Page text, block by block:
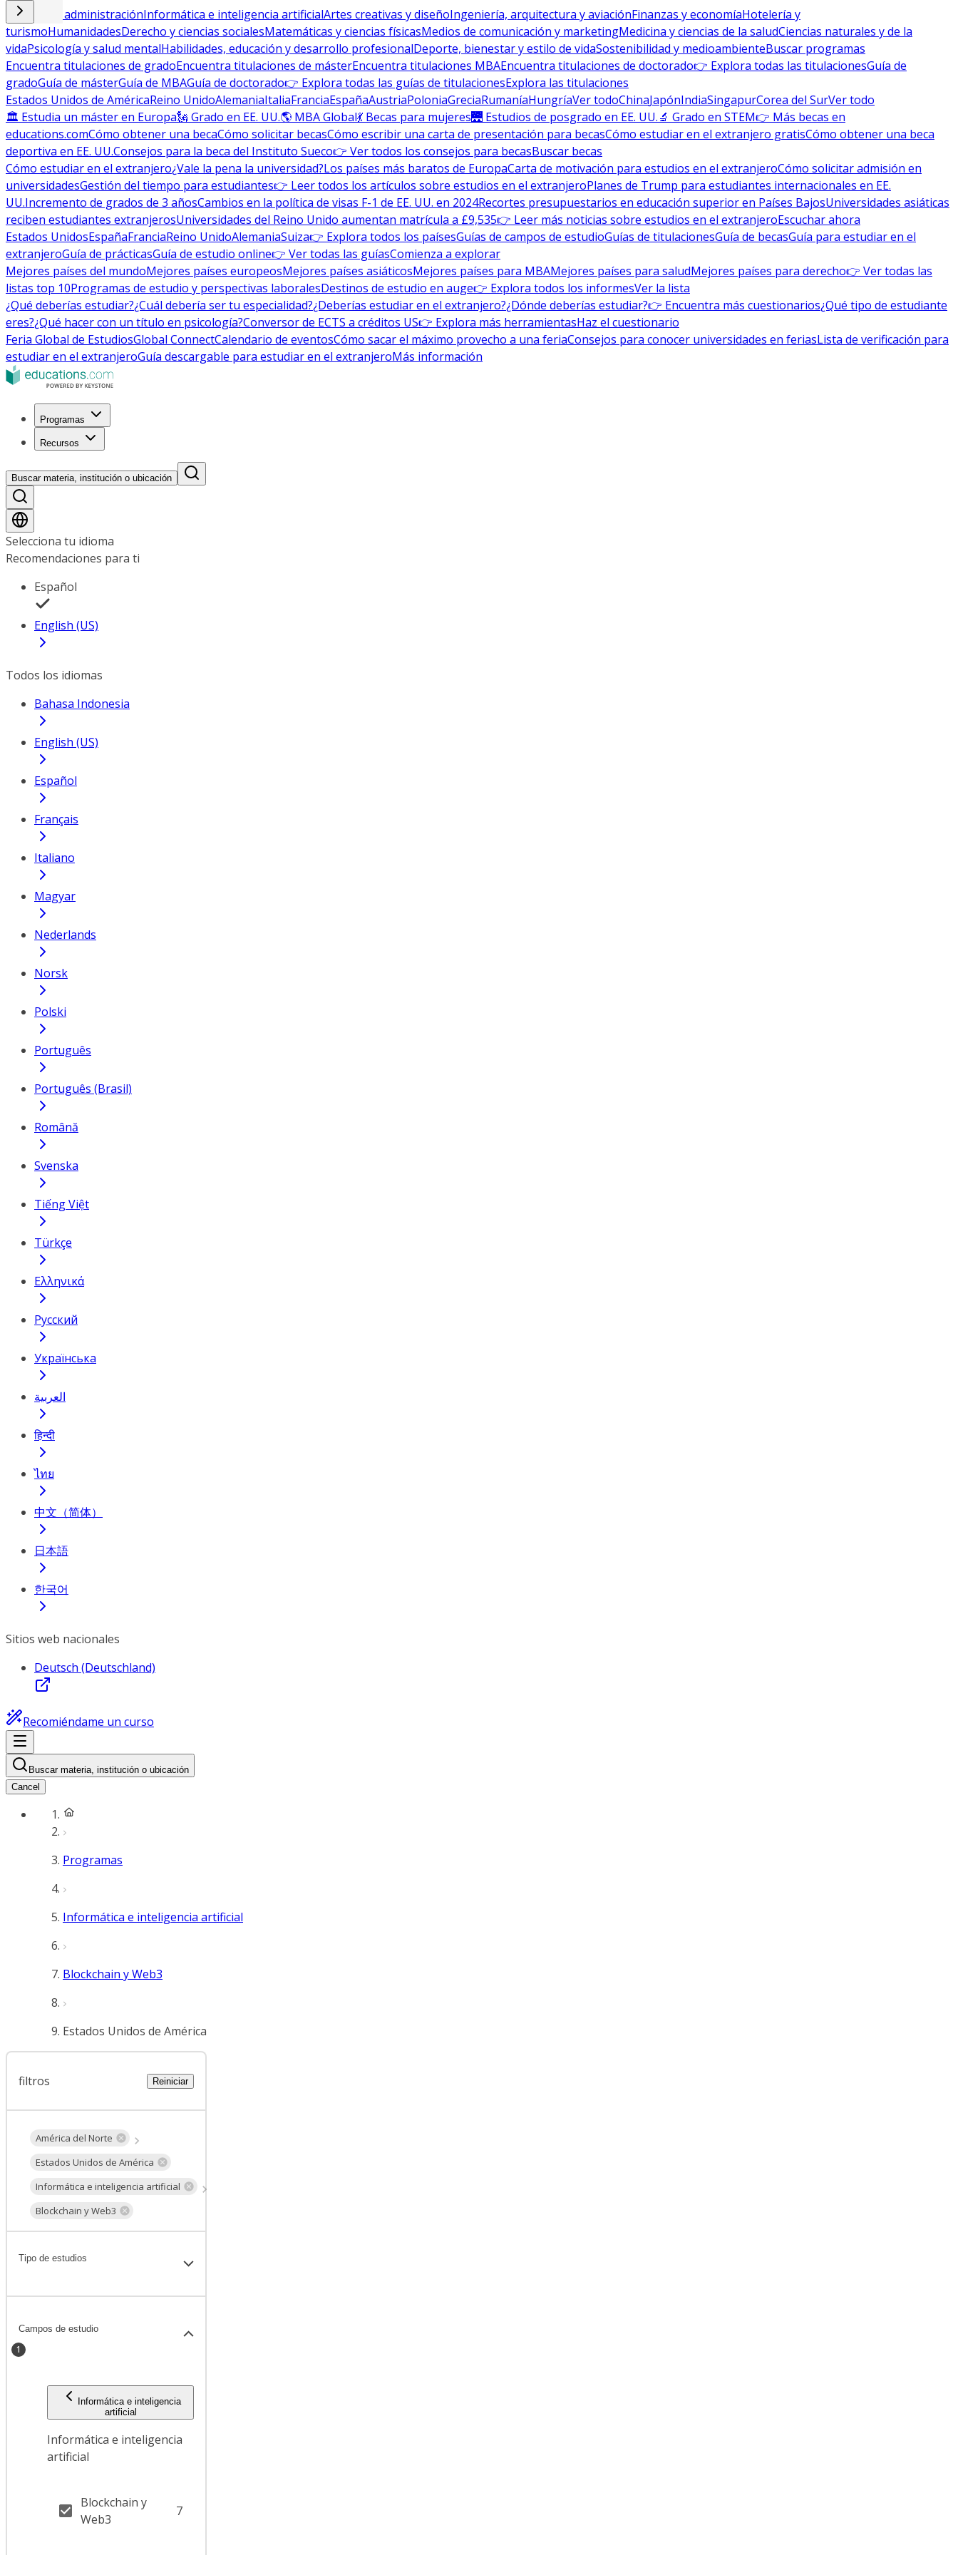
Empresa y administraciónInformática e inteligencia artificialArtes creativas y diseñoIngeniería, arquitectura y aviaciónFinanzas y economíaHotelería y
turismoHumanidadesDerecho y ciencias socialesMatemáticas y ciencias físicasMedios de comunicación y marketingMedicina y ciencias de la saludCiencias naturales y de la
vidaPsicología y salud mentalHabilidades, educación y desarrollo profesionalDeporte, bienestar y estilo de vidaSostenibilidad y medioambienteBuscar programas
Encuentra titulaciones de gradoEncuentra titulaciones de másterEncuentra titulaciones MBAEncuentra titulaciones de doctorado👉 Explora todas las titulacionesGuía de
gradoGuía de másterGuía de MBAGuía de doctorado👉 Explora todas las guías de titulacionesExplora las titulaciones
Estados Unidos de AméricaReino UnidoAlemaniaItaliaFranciaEspañaAustriaPoloniaGreciaRumaníaHungríaVer todoChinaJapónIndiaSingapurCorea del SurVer todo
🏛 Estudia un máster en Europa🗽 Grado en EE. UU.🌎 MBA Global💃 Becas para mujeres🌉 Estudios de posgrado en EE. UU.🔬 Grado en STEM👉 Más becas en
educations.comCómo obtener una becaCómo solicitar becasCómo escribir una carta de presentación para becasCómo estudiar en el extranjero gratisCómo obtener una beca
deportiva en EE. UU.Consejos para la beca del Instituto Sueco👉 Ver todos los consejos para becasBuscar becas
Cómo estudiar en el extranjero¿Vale la pena la universidad?Los países más baratos de EuropaCarta de motivación para estudios en el extranjeroCómo solicitar admisión en
universidadesGestión del tiempo para estudiantes👉 Leer todos los artículos sobre estudios en el extranjeroPlanes de Trump para estudiantes internacionales en EE.
UU.Incremento de grados de 3 añosCambios en la política de visas F-1 de EE. UU. en 2024Recortes presupuestarios en educación superior en Países BajosUniversidades asiáticas
reciben estudiantes extranjerosUniversidades del Reino Unido aumentan matrícula a £9,535👉 Leer más noticias sobre estudios en el extranjeroEscuchar ahora
Estados UnidosEspañaFranciaReino UnidoAlemaniaSuiza👉 Explora todos los paísesGuías de campos de estudioGuías de titulacionesGuía de becasGuía para estudiar en el
extranjeroGuía de prácticasGuía de estudio online👉 Ver todas las guíasComienza a explorar
Mejores países del mundoMejores países europeosMejores países asiáticosMejores países para MBAMejores países para saludMejores países para derecho👉 Ver todas las
listas top 10Programas de estudio y perspectivas laboralesDestinos de estudio en auge👉 Explora todos los informesVer la lista
¿Qué deberías estudiar?¿Cuál debería ser tu especialidad?¿Deberías estudiar en el extranjero?¿Dónde deberías estudiar?👉 Encuentra más cuestionarios¿Qué tipo de estudiante
eres?¿Qué hacer con un título en psicología?Conversor de ECTS a créditos US👉 Explora más herramientasHaz el cuestionario
Feria Global de EstudiosGlobal ConnectCalendario de eventosCómo sacar el máximo provecho a una feriaConsejos para conocer universidades en feriasLista de verificación para
estudiar en el extranjeroGuía descargable para estudiar en el extranjeroMás información
Programas
Recursos
Buscar materia, institución o ubicación
Selecciona tu idioma
Recomendaciones para ti
Español
English (US)
Todos los idiomas
Bahasa Indonesia
English (US)
Español
Français
Italiano
Magyar
Nederlands
Norsk
Polski
Português
Português (Brasil)
Română
Svenska
Tiếng Việt
Türkçe
Ελληνικά
Русский
Українська
العربية
हिन्दी
ไทย
中文（简体）
日本語
한국어
Sitios web nacionales
Deutsch (Deutschland)
Recomiéndame un curso
Buscar materia, institución o ubicación
Cancel
Programas
Informática e inteligencia artificial
Blockchain y Web3
Estados Unidos de América
filtros Reiniciar
América del Norte
Estados Unidos de América
Informática e inteligencia artificial
Blockchain y Web3
Tipo de estudios
Campos de estudio
1
Informática e inteligencia
artificial
Informática e inteligencia
artificial
Blockchain y
Web3
7